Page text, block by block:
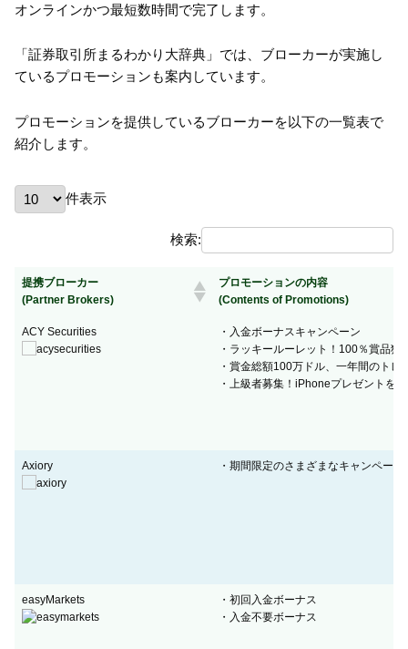
オンラインかつ最短数時間で完了します。
「証券取引所まるわかり大辞典」では、ブローカーが実施し
ているプロモーションも案内しています。
プロモーションを提供しているブローカーを以下の一覧表で
紹介します。
件表示
検索:
提携ブローカー
(Partner Brokers)
プロモーションの内容
(Contents of Promotions)
提携ブローカー
(Partner Brokers)
プロモーションの内容
(Contents of Promotions)
ACY Securities
・入金ボーナスキャンペーン
・ラッキールーレット！100％賞品獲
・賞金総額100万ドル、一年間のトレ
・上級者募集！iPhoneプレゼントを
Axiory ・期間限定のさまざまなキャンペーン
easyMarkets
・初回入金ボーナス
・入金不要ボーナス